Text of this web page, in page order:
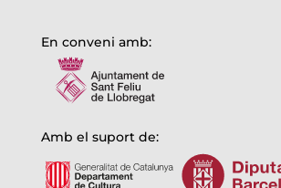
En conveni amb:
Amb el suport de: